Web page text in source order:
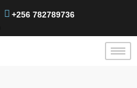
+256 782789736